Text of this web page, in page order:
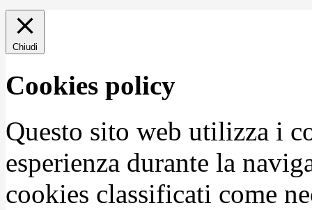
Chiudi
Cookies policy
Questo sito web utilizza i
esperienza durante la
cookies classificati come